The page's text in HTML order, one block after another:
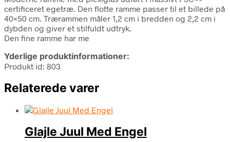
certificeret egetræ. Den flotte ramme passer til et billede på
40×50 cm. Trærammen måler 1,2 cm i bredden og 2,2 cm i
dybden og giver et stilfuldt udtryk.
Den fine ramme har me
Yderlige produktinformationer:
Produkt id: 803
Relaterede varer
Glajle Juul Med Engel